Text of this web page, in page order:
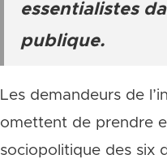
essentialistes
publique.
Les demandeurs de
omettent de prendre
sociopolitique des six